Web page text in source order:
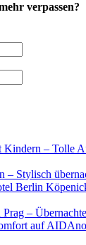
verpassen?
Kindern – Tolle
– Stylisch
Berlin
–
auf